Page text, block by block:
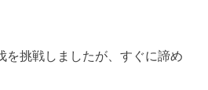
を挑戦しましたが、すぐに諦め